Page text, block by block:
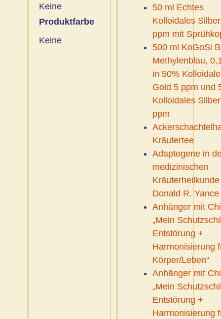
Keine
Produktfarbe
Keine
50 ml Echtes
Kolloidales
ppm mit
500 ml KoGoSi
Methylenblau,
in 50%
Gold 5 ppm und
Kolloidales
ppm
Kräutertee
Adaptogene in
medizinischen
Donald R. Yance
Anhänger mit
„Mein
Entstörung +
Harmonisierung
Körper/Leben“
Anhänger mit
„Mein
Entstörung +
Harmonisierung